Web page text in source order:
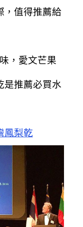
值得推薦給
， 愛文芒果
是推薦必買水
鳳梨乾